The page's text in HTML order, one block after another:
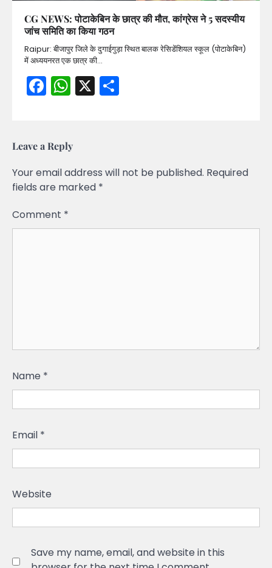
CG NEWS: पोटाकेबिन के छात्र की मौत, कांग्रेस ने 5 सदस्यीय
जांच समिति का किया गठन
Raipur: बीजापुर जिले के दुगाईगुड़ा स्थित बालक रेसिडेंशियल स्कूल (पोटाकेबिन)
में अध्ययनरत एक छात्र की…
Facebook
WhatsApp
X
Leave a Reply
Your email address will not be published. Required
fields are marked *
Comment *
Name *
Email *
Website
Save my name, email, and website in this